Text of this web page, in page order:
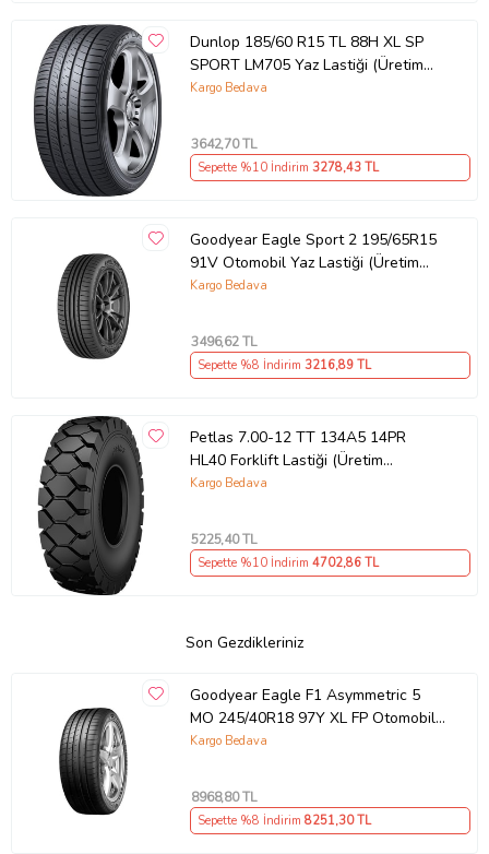
Dunlop 185/60 R15 TL 88H XL SP
SPORT LM705 Yaz Lastiği (Üretim
Tarihi:2026)
Kargo Bedava
3642,70 TL
Sepette %10 İndirim 3278,43 TL
Goodyear Eagle Sport 2 195/65R15
91V Otomobil Yaz Lastiği (Üretim
Yılı: 2025)
Kargo Bedava
3496,62 TL
Sepette %8 İndirim 3216,89 TL
Petlas 7.00-12 TT 134A5 14PR
HL40 Forklift Lastiği (Üretim
Tarihi:2026)
Kargo Bedava
5225,40 TL
Sepette %10 İndirim 4702,86 TL
Son Gezdikleriniz
Goodyear Eagle F1 Asymmetric 5
MO 245/40R18 97Y XL FP Otomobil
Yaz Lastiği (Üretim Yılı: 2026)
Kargo Bedava
8968,80 TL
Sepette %8 İndirim 8251,30 TL